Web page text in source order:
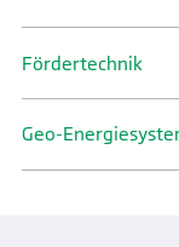
Förder­technik
Geo-